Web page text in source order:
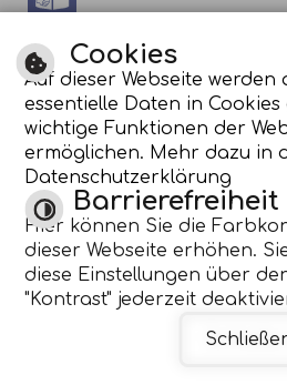
Cookies
Auf dieser Webseite werden
essentielle Daten in
wichtige Funktionen der
ermöglichen. Mehr dazu in
Datenschutzerklärung
Barrierefreiheit
Hier können Sie die
dieser Webseite erhöhen.
diese Einstellungen über
"Kontrast" jederzeit